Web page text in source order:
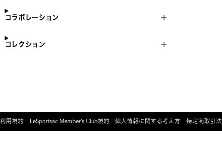
コラボレーション
コレクション
利用規約 LeSportsac Member’s Club規約 個人情報に関する考え方 特定商取引